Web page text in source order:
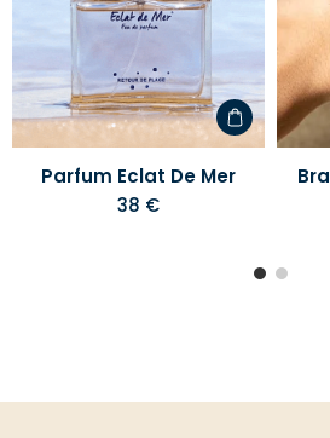
d'envies
Parfum Eclat De Mer
38 €